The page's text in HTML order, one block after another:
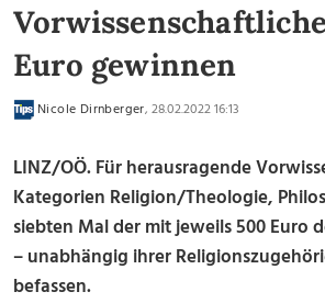
Euro gewinnen
Nicole Dirnberger, 28.02.2022 16:13
LINZ/OÖ. Für herausragende
Kategorien Religion/Theologie,
siebten Mal der mit jeweils 500 Euro
– unabhängig ihrer
befassen.